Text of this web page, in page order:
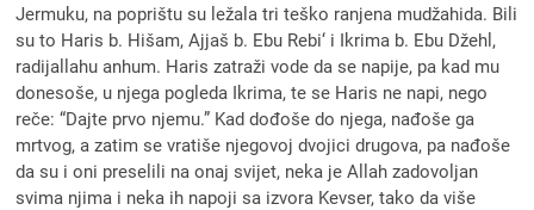
Jermuku, na poprištu su ležala tri teško ranjena mudžahida. Bili
su to Haris b. Hišam, Ajjaš b. Ebu Rebi‘ i Ikrima b. Ebu Džehl,
radijallahu anhum. Haris zatraži vode da se napije, pa kad mu
donesoše, u njega pogleda Ikrima, te se Haris ne napi, nego
reče: “Dajte prvo njemu.” Kad dođoše do njega, nađoše ga
mrtvog, a zatim se vratiše njegovoj dvojici drugova, pa nađoše
da su i oni preselili na onaj svijet, neka je Allah zadovoljan
svima njima i neka ih napoji sa izvora Kevser, tako da više